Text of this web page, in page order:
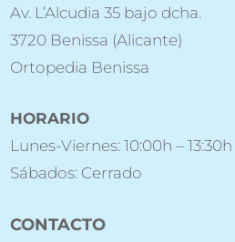
Av. L’Alcudia 35 bajo dcha.
3720 Benissa (Alicante)
Ortopedia Benissa
HORARIO
Lunes-Viernes: 10:00h –
Sábados: Cerrado
CONTACTO